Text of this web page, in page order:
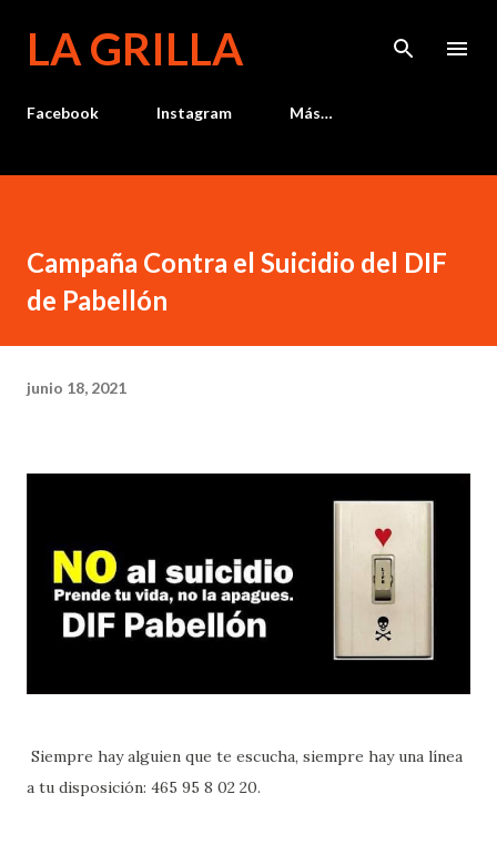
LA GRILLA
Facebook Instagram Más…
Campaña Contra el Suicidio del DIF
de Pabellón
junio 18, 2021
Siempre hay alguien que te escucha, siempre hay una línea
a tu disposición: 465 95 8 02 20.